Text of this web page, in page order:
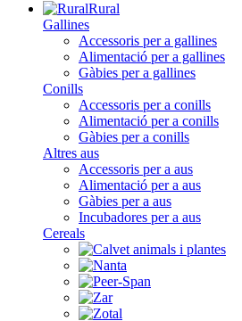
Rural
Gallines
Accessoris per a gallines
Alimentació per a gallines
Gàbies per a gallines
Conills
Accessoris per a conills
Alimentació per a conills
Gàbies per a conills
Altres aus
Accessoris per a aus
Alimentació per a aus
Gàbies per a aus
Incubadores per a aus
Cereals